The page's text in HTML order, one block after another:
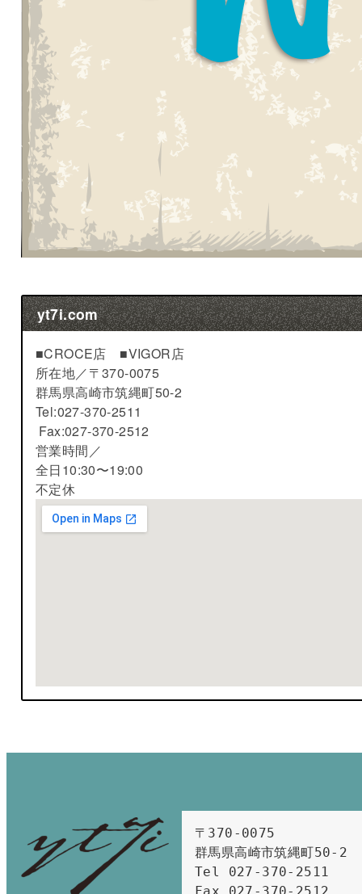
yt7i.com
■CROCE店 ■VIGOR店
所在地／〒370-0075
群馬県高崎市筑縄町50-2
Tel:027-370-2511
Fax:027-370-2512
営業時間／
全日10:30〜19:00
不定休
〒370-0075
群馬県高崎市筑縄町50-2
Tel 027-370-2511